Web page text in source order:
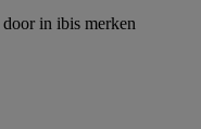
door in ibis merken